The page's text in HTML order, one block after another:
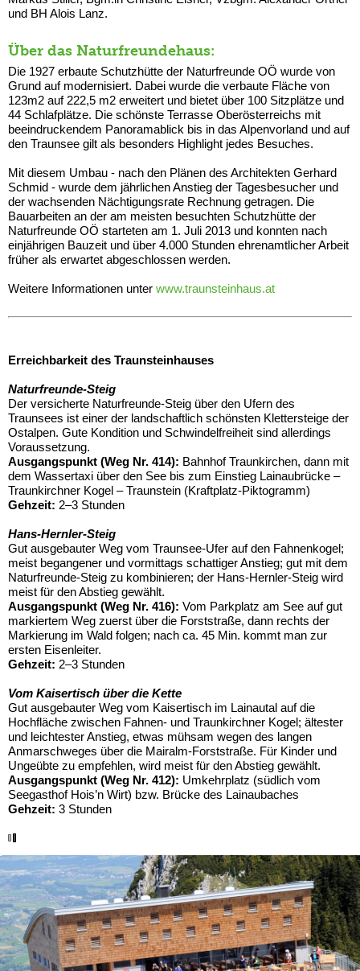
und BH Alois Lanz.
Über das Naturfreundehaus:
Die 1927 erbaute Schutzhütte der Naturfreunde OÖ wurde von
Grund auf modernisiert. Dabei wurde die verbaute Fläche von
123m2 auf 222,5 m2 erweitert und bietet über 100 Sitzplätze und
44 Schlafplätze. Die schönste Terrasse Oberösterreichs mit
beeindruckendem Panoramablick bis in das Alpenvorland und auf
den Traunsee gilt als besonders Highlight jedes Besuches.
Mit diesem Umbau - nach den Plänen des Architekten Gerhard
Schmid - wurde dem jährlichen Anstieg der Tagesbesucher und
der wachsenden Nächtigungsrate Rechnung getragen. Die
Bauarbeiten an der am meisten besuchten Schutzhütte der
Naturfreunde OÖ starteten am 1. Juli 2013 und konnten nach
einjährigen Bauzeit und über 4.000 Stunden ehrenamtlicher Arbeit
früher als erwartet abgeschlossen werden.
Weitere Informationen unter www.traunsteinhaus.at
Erreichbarkeit des Traunsteinhauses
Naturfreunde-Steig
Der versicherte Naturfreunde-Steig über den Ufern des
Traunsees ist einer der landschaftlich schönsten Klettersteige der
Ostalpen. Gute Kondition und Schwindelfreiheit sind allerdings
Voraussetzung.
Ausgangspunkt (Weg Nr. 414): Bahnhof Traunkirchen, dann mit
dem Wassertaxi über den See bis zum Einstieg Lainaubrücke –
Traunkirchner Kogel – Traunstein (Kraftplatz-Piktogramm)
Gehzeit: 2–3 Stunden
Hans-Hernler-Steig
Gut ausgebauter Weg vom Traunsee-Ufer auf den Fahnenkogel;
meist begangener und vormittags schattiger Anstieg; gut mit dem
Naturfreunde-Steig zu kombinieren; der Hans-Hernler-Steig wird
meist für den Abstieg gewählt.
Ausgangspunkt (Weg Nr. 416): Vom Parkplatz am See auf gut
markiertem Weg zuerst über die Forststraße, dann rechts der
Markierung im Wald folgen; nach ca. 45 Min. kommt man zur
ersten Eisenleiter.
Gehzeit: 2–3 Stunden
Vom Kaisertisch über die Kette
Gut ausgebauter Weg vom Kaisertisch im Lainautal auf die
Hochfläche zwischen Fahnen- und Traunkirchner Kogel; ältester
und leichtester Anstieg, etwas mühsam wegen des langen
Anmarschweges über die Mairalm-Forststraße. Für Kinder und
Ungeübte zu empfehlen, wird meist für den Abstieg gewählt.
Ausgangspunkt (Weg Nr. 412): Umkehrplatz (südlich vom
Seegasthof Hois’n Wirt) bzw. Brücke des Lainaubaches
Gehzeit: 3 Stunden